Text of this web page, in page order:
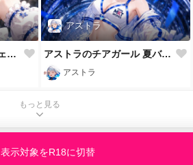
本日もビキニメイドカフェ開店です💕
アストラ
アストラのチアガール 夏バージョン
アストラ
もっと見る
表示対象をR18に切替